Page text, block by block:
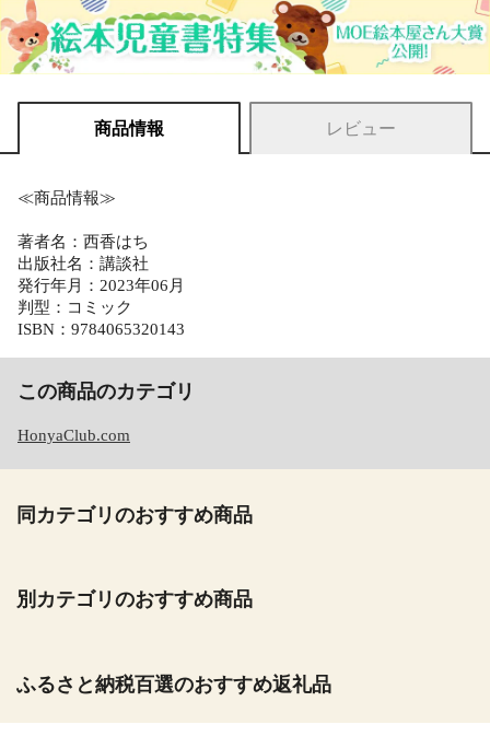
商品情報 レビュー
≪商品情報≫
著者名：西香はち
出版社名：講談社
発行年月：2023年06月
判型：コミック
ISBN：9784065320143
この商品のカテゴリ
HonyaClub.com
同カテゴリのおすすめ商品
別カテゴリのおすすめ商品
ふるさと納税百選のおすすめ返礼品